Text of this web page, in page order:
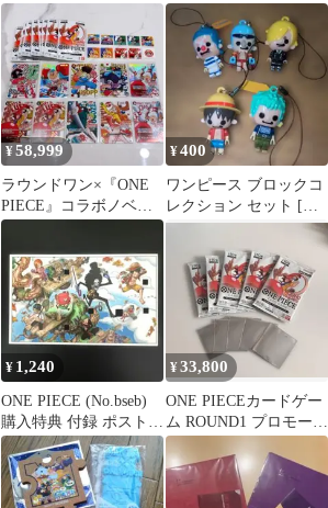
ッズ
¥58,999
ラウンドワン×『ONE
PIECE』コラボノベル
ティ ONE PIECEカード
¥400
ワンピース ブロックコ
レクション セット [サ
ントリーなっちゃんキ
ャンペーン]
¥ 1,240
ONE PIECE (No.bseb)
購入特典 付録 ポストカ
ード
¥33,800
ONE PIECEカードゲー
ム ROUND1 プロモーシ
ョンパック 5パック